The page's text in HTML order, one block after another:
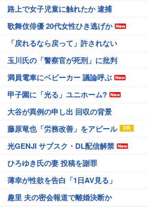
路上で女子児童に触れたか 逮捕
歌舞伎俳優 20代女性ひき逃げか
「戻れるなら戻って」許されない
玉川氏の「警察官が死刑」に批判
満員電車にベビーカー 議論呼ぶ
甲子園に「光る」ユニホーム?
大谷が異例の申し出 回収の背景
藤原竜也「労務改善」をアピール
光GENJI サブスク・DL配信解禁
ひろゆき氏の妻 投稿を謝罪
薄幸が性欲を告白「1日AV見る」
趣里 夫の密会報道で離婚決断か